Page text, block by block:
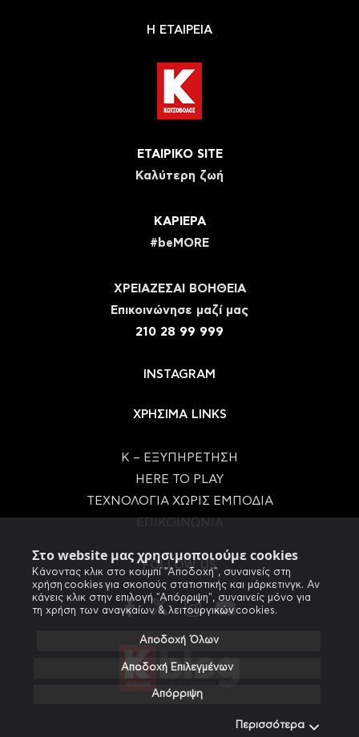
Στο website μας χρησιμοποιούμε cookies
Κάνοντας κλικ στο κουμπί "Αποδοχή", συναινείς στη
χρήση cookies για σκοπούς στατιστικής και μάρκετινγκ. Αν
κάνεις κλικ στην επιλογή "Απόρριψη", συναινείς μόνο για
τη χρήση των αναγκαίων & λειτουργικών cookies.
Αποδοχή Όλων
Αποδοχή Επιλεγμένων
Απόρριψη
Περισσότερα
Η ΕΤΑΙΡΕΙΑ
ΕΤΑΙΡΙΚΟ SITE
Καλύτερη ζωή
ΚΑΡΙΕΡΑ
#beMORE
ΧΡΕΙΑΖΕΣΑΙ ΒΟΗΘΕΙΑ
Eπικοινώνησε μαζί μας
210 28 99 999
INSTAGRAM
ΧΡΗΣΙΜΑ LINKS
Κ – ΕΞΥΠΗΡΕΤΗΣΗ
HERE TO PLAY
ΤΕΧΝΟΛΟΓΙΑ ΧΩΡΙΣ ΕΜΠΟΔΙΑ
FOLLOW US